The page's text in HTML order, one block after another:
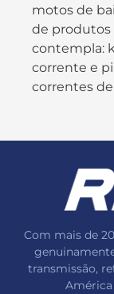
motos de
de produtos
contempla:
corrente e
correntes
Com mais de
transmissão,